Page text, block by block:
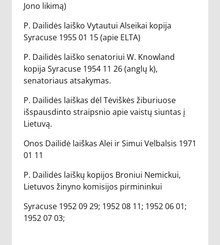
Jono likimą)
P. Dailidės laiško Vytautui Alseikai kopija
Syracuse 1955 01 15 (apie ELTA)
P. Dailidės laiško senatoriui W. Knowland
kopija Syracuse 1954 11 26 (anglų k),
senatoriaus atsakymas.
P. Dailidės laiškas dėl Tėviškės žiburiuose
išspausdinto straipsnio apie vaistų siuntas į
Lietuvą.
Onos Dailidė laiškas Alei ir Simui Velbalsis 1971
01 11
P. Dailidės laiškų kopijos Broniui Nemickui,
Lietuvos žinyno komisijos pirmininkui
Syracuse 1952 09 29; 1952 08 11; 1952 06 01;
1952 07 03;